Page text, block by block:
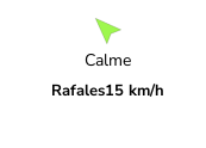
Calme
Rafales15 km/h